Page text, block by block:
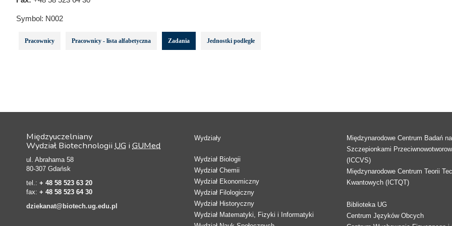
Symbol: N002
Pracownicy Pracownicy - lista alfabetyczna Zadania Jednostki podległe
Międzyuczelniany
Wydział Biotechnologii UG i GUMed
ul. Abrahama 58
80-307 Gdańsk
tel.: + 48 58 523 63 20
fax: + 48 58 523 64 30
dziekanat@biotech.ug.edu.pl
Wydziały
Wydział Biologii
Wydział Chemii
Wydział Ekonomiczny
Wydział Filologiczny
Wydział Historyczny
Wydział Matematyki, Fizyki i Informatyki
Międzynarodowe Centrum Badań
Szczepionkami
(ICCVS)
Międzynarodowe Centrum Teorii
Kwantowych (ICTQT)
Biblioteka UG
Centrum Języków Obcych